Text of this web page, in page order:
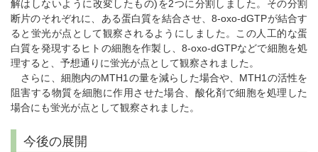
解はしないように改変したもの)を2つに分割しました。その分割
断片のそれぞれに、ある蛋白質を結合させ、8-oxo-dGTPが結合す
ると蛍光が点として観察されるようにしました。この人工的な蛋
白質を発現するヒトの細胞を作製し、8-oxo-dGTPなどで細胞を処
理すると、予想通りに蛍光が点として観察されました。
さらに、細胞内のMTH1の量を減らした場合や、MTH1の活性を
阻害する物質を細胞に作用させた場合、酸化剤で細胞を処理した
場合にも蛍光が点として観察されました。
今後の展開